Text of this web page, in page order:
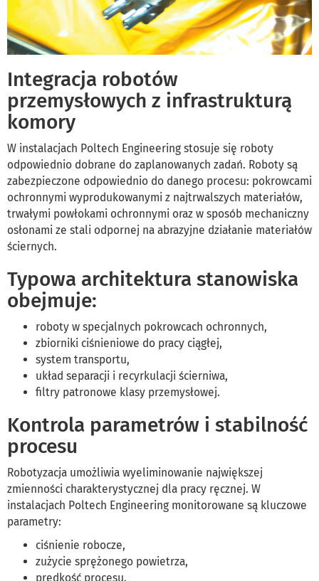
Integracja robotów
przemysłowych z infrastrukturą
komory
W instalacjach Poltech Engineering stosuje się roboty
odpowiednio dobrane do zaplanowanych zadań. Roboty są
zabezpieczone odpowiednio do danego procesu: pokrowcami
ochronnymi wyprodukowanymi z najtrwalszych materiałów,
trwałymi powłokami ochronnymi oraz w sposób mechaniczny
osłonami ze stali odpornej na abrazyjne działanie materiałów
ściernych.
Typowa architektura stanowiska
obejmuje:
roboty w specjalnych pokrowcach ochronnych,
zbiorniki ciśnieniowe do pracy ciągłej,
system transportu,
układ separacji i recyrkulacji ścierniwa,
filtry patronowe klasy przemysłowej.
Kontrola parametrów i stabilność
procesu
Robotyzacja umożliwia wyeliminowanie największej
zmienności charakterystycznej dla pracy ręcznej. W
instalacjach Poltech Engineering monitorowane są kluczowe
parametry:
ciśnienie robocze,
zużycie sprężonego powietrza,
prędkość procesu.